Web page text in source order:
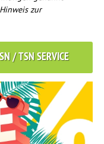
zur
/ TSN SERVICE